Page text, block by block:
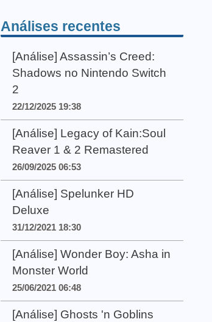
Análises recentes
[Análise] Assassin’s Creed:
Shadows no Nintendo Switch
2
22/12/2025 19:38
[Análise] Legacy of Kain:Soul
Reaver 1 & 2 Remastered
26/09/2025 06:53
[Análise] Spelunker HD
Deluxe
31/12/2021 18:30
[Análise] Wonder Boy: Asha in
Monster World
25/06/2021 06:48
[Análise] Ghosts 'n Goblins